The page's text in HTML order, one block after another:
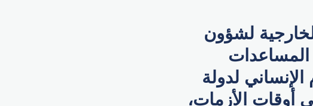
لشؤون
المساعدات
الإنساني لدولة
أوقات الأزمات،